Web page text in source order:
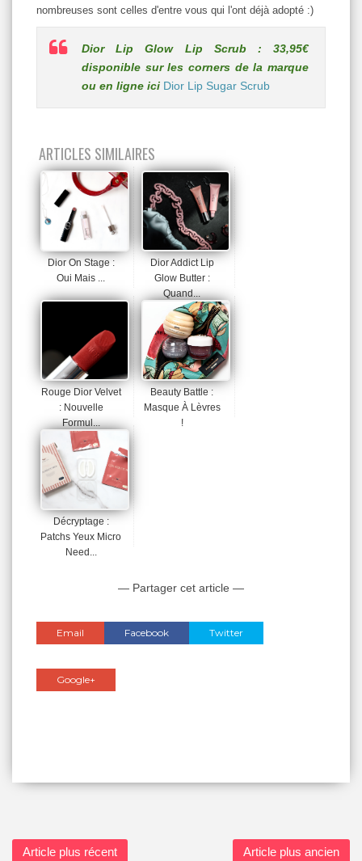
nombreuses sont celles d'entre vous qui l'ont déjà adopté :)
Dior Lip Glow Lip Scrub : 33,95€
disponible sur les corners de la marque
ou en ligne ici Dior Lip Sugar Scrub
ARTICLES SIMILAIRES
Dior On Stage :
Oui Mais ...
Dior Addict Lip
Glow Butter :
Quand...
Rouge Dior Velvet
: Nouvelle
Formul...
Beauty Battle :
Masque À Lèvres
!
Décryptage :
Patchs Yeux Micro
Need...
— Partager cet article —
Email Facebook Twitter
Google+
Article plus récent Article plus ancien